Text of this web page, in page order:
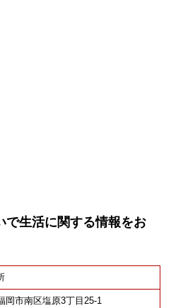
で生活に関する情報をお
市南区塩原3丁目25-1